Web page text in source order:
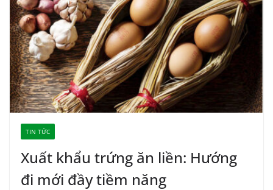
TIN TỨC
Xuất khẩu trứng ăn liền: Hướng
đi mới đầy tiềm năng